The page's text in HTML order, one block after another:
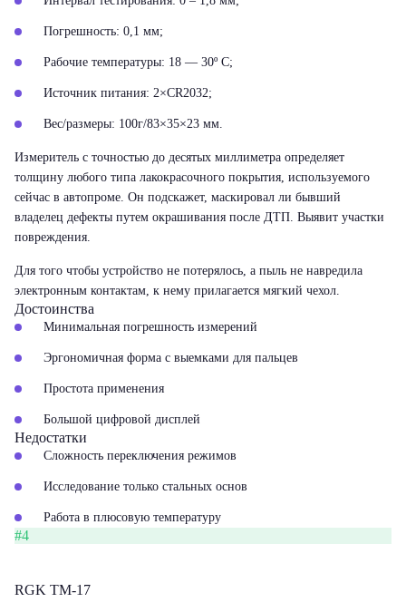
Погрешность: 0,1 мм;
Рабочие температуры: 18 — 30º С;
Источник питания: 2×CR2032;
Вес/размеры: 100г/83×35×23 мм.
Измеритель с точностью до десятых миллиметра определяет
толщину любого типа лакокрасочного покрытия, используемого
сейчас в автопроме. Он подскажет, маскировал ли бывший
владелец дефекты путем окрашивания после ДТП. Выявит участки
повреждения.
Для того чтобы устройство не потерялось, а пыль не навредила
электронным контактам, к нему прилагается мягкий чехол.
Достоинства
Минимальная погрешность измерений
Эргономичная форма с выемками для пальцев
Простота применения
Большой цифровой дисплей
Недостатки
Сложность переключения режимов
Исследование только стальных основ
Работа в плюсовую температуру
#4
RGK TM-17